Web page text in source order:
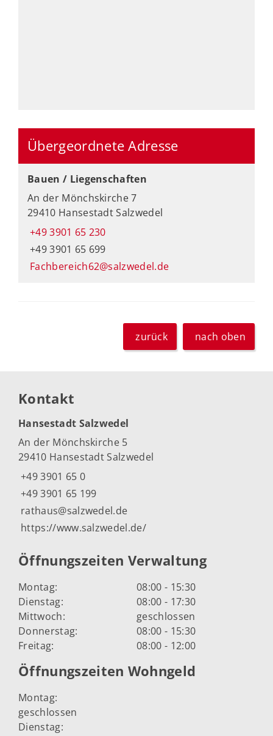
Übergeordnete Adresse
Bauen / Liegenschaften
An der Mönchskirche 7
29410 Hansestadt Salzwedel
+49 3901 65 230
+49 3901 65 699
Fachbereich62@salzwedel.de
zurück nach oben
Kontakt
Hansestadt Salzwedel
An der Mönchskirche 5
29410 Hansestadt Salzwedel
+49 3901 65 0
+49 3901 65 199
rathaus@salzwedel.de
https://www.salzwedel.de/
Öffnungszeiten Verwaltung
Montag:
08:00 - 15:30
Dienstag:
08:00 - 17:30
Mittwoch:
geschlossen
Donnerstag:
08:00 - 15:30
Freitag:
08:00 - 12:00
Öffnungszeiten Wohngeld
Montag:
geschlossen
Dienstag: